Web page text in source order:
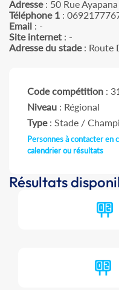
Adresse: 50 Rue
Téléphone 1 :
Email : -
Site internet : -
Adresse du stade: Route
Code compétition :
Niveau : Régional
Type: Stade /
Personnes à contacter en
calendrier ou résultats
Résultats